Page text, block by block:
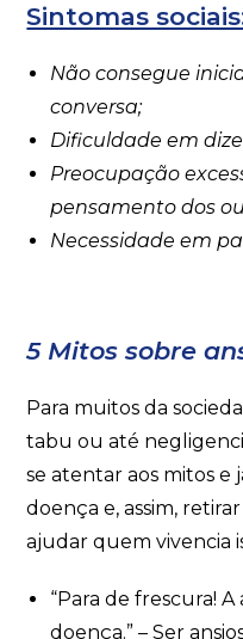
Sintomas
Não consegue
conversa;
Dificuldade em
Preocupação
pensamento dos
Necessidade em
5 Mitos sobre
Para muitos da
tabu ou até
se atentar aos mitos e
doença e, assim,
ajudar quem vivencia
“Para de frescura!
doença.” – Ser